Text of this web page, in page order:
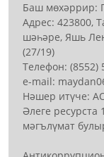
Баш мөхәррир:
Адрес: 423800,
шәһәре, Яшь
(27/19)
Телефон: (8552)
е-mail:
Нәшер итүче:
Әлеге ресурста
мәгълүмат